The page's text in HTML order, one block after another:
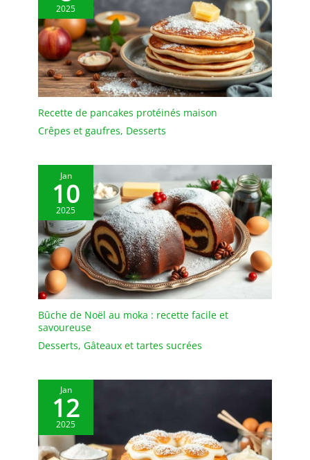
de 8 mm, ce qui fournit
la sensibilité nécessaire
pour des résultats précis
et minimise l'espace
nécessaire pour percer
les aliments. La longueur
de pénétrer plus
profondément au centre
pains sans brûler votre
peau (NOTE : À
l'exception de la sonde
en acier inoxydable, le
produit lui-même n'est
pas étanche) FACILE À
NETTOYER ET PRATIQUE :
Le thermomètres à
viande pliable peut être
facilement plié pour être
magnétique ou au trou
vous pouvez facilement
à votre réfrigérateur ou
où. Après utilisation, il
suffit d'essuyer ou de
rincer la sonde
2025
Recette de pancakes protéinés maison
Crêpes et gaufres, Desserts
Jan
10
2025
Bûche de Noël au moka : recette facile et
savoureuse
Desserts, Gâteaux et tartes sucrées
Jan
12
2025